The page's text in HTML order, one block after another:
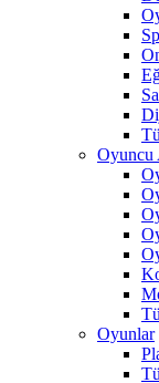
Oyuncu
Oyunlar